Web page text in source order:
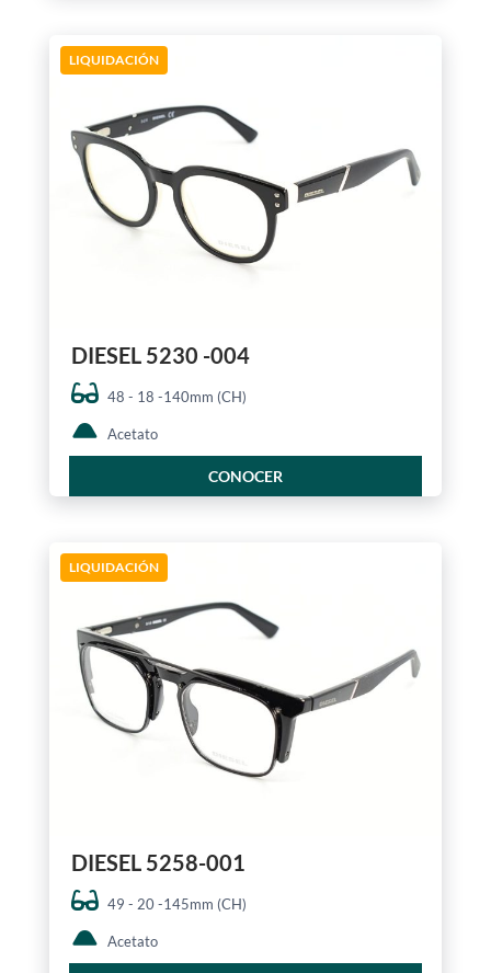
LIQUIDACIÓN
DIESEL 5230 -004
48 - 18 -140mm (CH)
Acetato
CONOCER
LIQUIDACIÓN
DIESEL 5258-001
49 - 20 -145mm (CH)
Acetato